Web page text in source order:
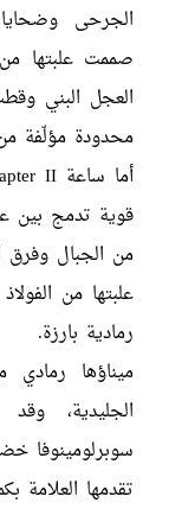
الجرحى وضحايا
العجل البني
محدودة مؤلّفة من 518 قطعة
قوية تدمج بين
من الجبال وفرق
رمادية بارزة.
ميناؤها
الجليدية،
سوبرلومينوفا
تقدمها العلامة بكمية